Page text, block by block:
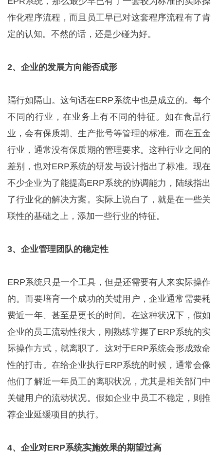
作化程序流程，而且员工早已对这套程序流程有了肯
定的认知。不然的话，还是少碰为好。
2、企业的发展方向能否成形
隔行如隔山。这句话在ERP系统中也是成立的。每个
不同的行业，在业务上有不同的特征。如在食品行
业，会有保质期、生产批号等管理的标准。而在五金
行业，通常没有保质期的管理要求。这种行业之间的
差别，也对ERP系统的研发与设计指出了标准。现在
不少企业为了能提高ERP系统的协调能力，陆续指出
了行业化的解决方案。实际上说白了，就是在一些关
联性的基础之上，添加一些行业的特征。
3、企业管理团队的稳定性
ERP系统只是一个工具，但是还需要有人来实际操作
的。而要培育一个成功的关键用户，企业通常需要耗
费近一年、甚至是更长的时间。在这种状况下，假如
企业的员工流动性很大，刚熟练掌握了ERP系统的实
际操作方式，就离职了。这对于ERP系统会形成致命
性的打击。在给企业执行ERP系统的时候，通常会像
他们了解近一年员工的离职状况，尤其是相关部门中
关键用户的流动状况。假如企业中员工不稳定，则推
荐企业延缓项目的执行。
4、企业对ERP系统实施效果的期望过高